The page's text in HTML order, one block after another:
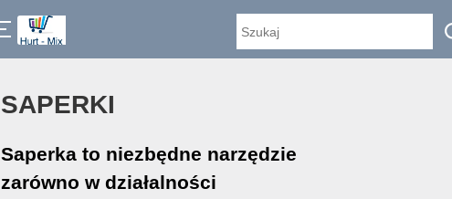
SAPERKI
Saperka to niezbędne narzędzie
zarówno w działalności